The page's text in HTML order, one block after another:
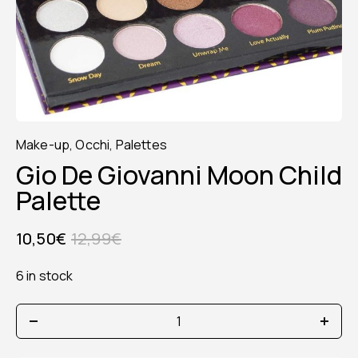
Make-up,Occhi, Palettes
Gio De Giovanni Moon Child
Palette
12,99€
10,50€
6 in stock
gio
de